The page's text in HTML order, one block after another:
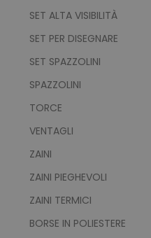
SET ALTA VISIBILITÀ
SET PER DISEGNARE
SET SPAZZOLINI
SPAZZOLINI
TORCE
VENTAGLI
ZAINI
ZAINI PIEGHEVOLI
ZAINI TERMICI
BORSE IN POLIESTERE